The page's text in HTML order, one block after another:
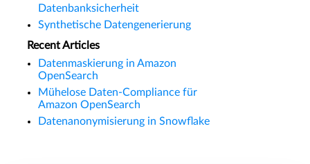
Datenbanksicherheit
Synthetische Datengenerierung
Recent Articles
Datenmaskierung in Amazon
OpenSearch
Mühelose Daten-Compliance für
Amazon OpenSearch
Datenanonymisierung in Snowflake